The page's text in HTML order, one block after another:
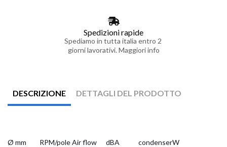
Spedizioni rapide
Spediamo in tutta italia entro 2
giorni lavorativi. Maggiori info
DESCRIZIONE DETTAGLI DEL PRODOTTO
Ø mm RPM/poleAir flow dBA condenserW